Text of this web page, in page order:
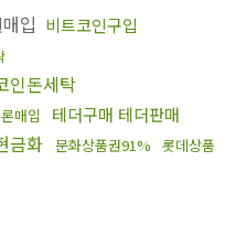
입 비트코인구입
인돈세탁
매입
테더구매 테더판매
금화 문화상품권91% 롯데상품